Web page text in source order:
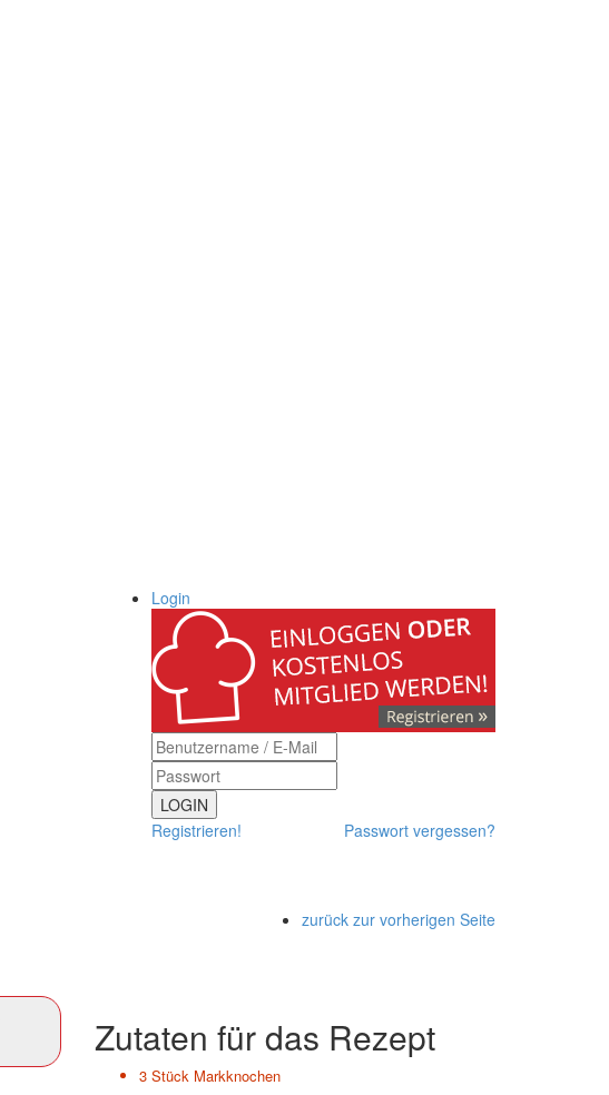
Login
LOGIN
Registrieren!
Passwort vergessen?
zurück zur vorherigen Seite
Zutaten für das Rezept
3 Stück Markknochen